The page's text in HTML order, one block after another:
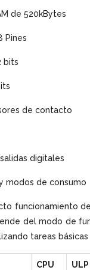
de 520kBytes
Pines
bits
de contacto
digitales
modos de consumo
funcionamiento
del modo de
tareas básicas
CPU ULP